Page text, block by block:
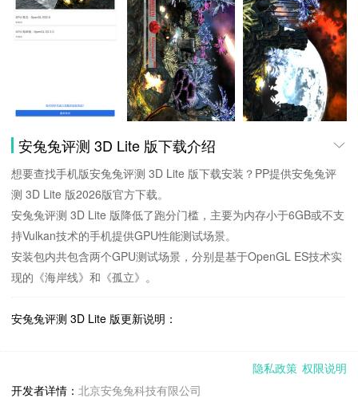
安兔兔评测 3D Lite 版下载介绍
想要查找手机版安兔兔评测 3D Lite 版下载安装？PP提供安兔兔评
测 3D Lite 版2026版官方下载。
安兔兔评测 3D Lite 版降低了跑分门槛，主要为内存小于6GB或不支
持Vulkan技术的手机提供GPU性能测试场景。
安装包内共包含两个GPU测试场景，分别是基于OpenGL ES技术实
现的《海岸线》和《孤立》。
安兔兔评测 3D Lite 版更新说明：
安兔兔评测 3D Lite 版11.1.4 下载安装说明：
隐私政策 权限说明
开发者详情： 北京安兔兔科技有限公司